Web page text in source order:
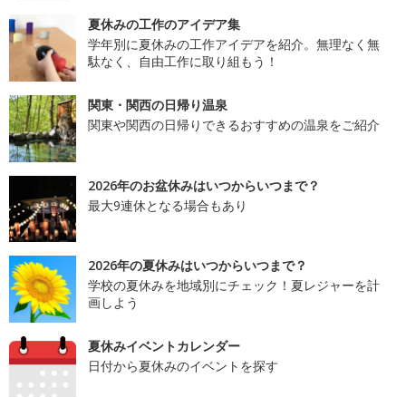
夏休みの工作のアイデア集
学年別に夏休みの工作アイデアを紹介。無理なく無
駄なく、自由工作に取り組もう！
関東・関西の日帰り温泉
関東や関西の日帰りできるおすすめの温泉をご紹介
2026年のお盆休みはいつからいつまで？
最大9連休となる場合もあり
2026年の夏休みはいつからいつまで？
学校の夏休みを地域別にチェック！夏レジャーを計
画しよう
夏休みイベントカレンダー
日付から夏休みのイベントを探す